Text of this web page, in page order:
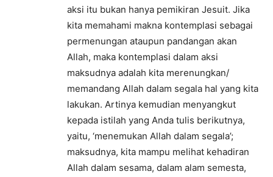
aksi itu bukan hanya pemikiran Jesuit. Jika
kita memahami makna kontemplasi sebagai
permenungan ataupun pandangan akan
Allah, maka kontemplasi dalam aksi
maksudnya adalah kita merenungkan/
memandang Allah dalam segala hal yang kita
lakukan. Artinya kemudian menyangkut
kepada istilah yang Anda tulis berikutnya,
yaitu, ‘menemukan Allah dalam segala’;
maksudnya, kita mampu melihat kehadiran
Allah dalam sesama, dalam alam semesta,